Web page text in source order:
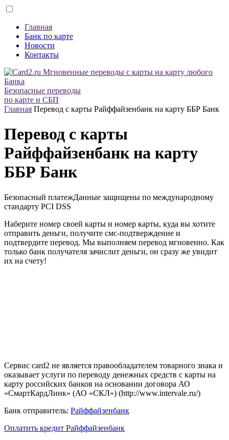
Главная
Банк по карте
Новости
Контакты
Безопасные переводы
по карте и СБП
Главная Перевод с карты Райффайзенбанк на карту ББР Банк
Перевод с карты
Райффайзенбанк на карту
ББР Банк
Безопасный платежДанные защищены по международному
стандарту PCI DSS
Наберите номер своей карты и номер карты, куда вы хотите
отправить деньги, получите смс-подтверждение и
подтвердите перевод. Мы выполняем перевод мгновенно. Как
только банк получателя зачислит деньги, он сразу же увидит
их на счету!
Сервис card2 не является правообладателем товарного знака и
оказывает услуги по переводу денежных средств с карты на
карту российских банков на основании договора АО
«СмартКардЛинк» (АО «СКЛ») (http://www.intervale.ru/)
Банк отправитель: Райффайзенбанк
Оплатить кредит Райффайзенбанк